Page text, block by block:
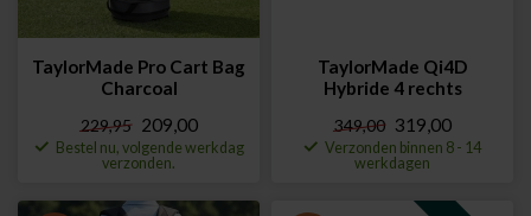
TaylorMade Pro Cart Bag
Charcoal
229,95 209,00
Bestel nu, volgende werkdag
verzonden.
TaylorMade Qi4D
Hybride 4 rechts
349,00 319,00
Verzonden binnen 8 - 14
werkdagen